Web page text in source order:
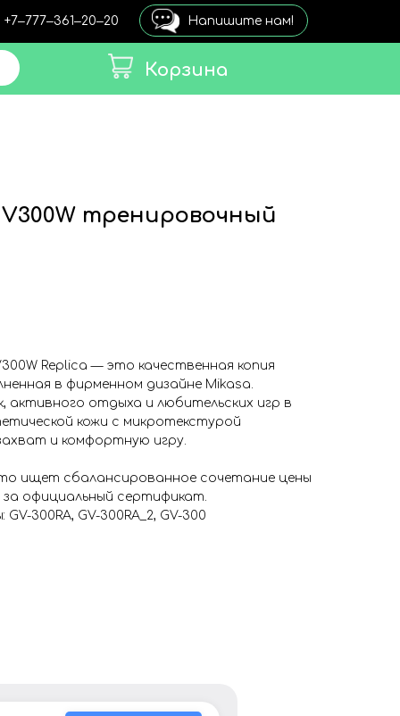
Корзина
+7‒777‒361‒20‒20 Напишите нам!
тренировочный
Replica — это качественная копия
в фирменном дизайне Mikasa.
активного отдыха и любительских игр в
кожи с микротекстурой
и комфортную игру.
ищет сбалансированное сочетание цены
официальный сертификат.
300RA, GV-300RA_2, GV-300